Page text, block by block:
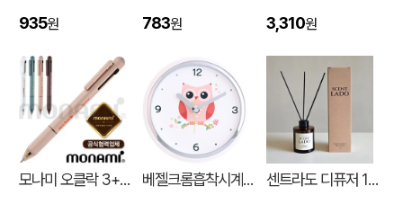
935원
783원
3,310원
모나미 오클락 3+1멀티펜 (0.5) (모나미공식협력업체)
베젤크롬흡착시계_부엉이JS886
센트라도 디퓨저 150ml
대OO 기본형 컬러 장패드 780x300 3T 08-06